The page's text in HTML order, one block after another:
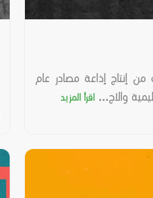
إنتاج إذاعة مصادر عام
اقرأ المزيد